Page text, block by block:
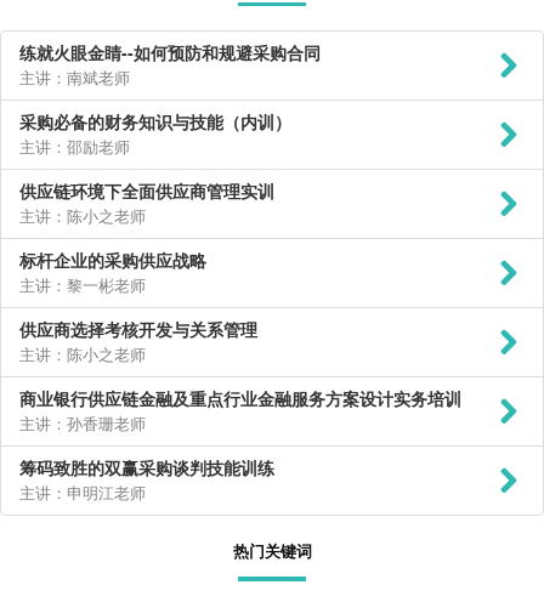
练就火眼金睛--如何预防和规避采购合同
主讲：南斌老师
采购必备的财务知识与技能（内训）
主讲：邵励老师
供应链环境下全面供应商管理实训
主讲：陈小之老师
标杆企业的采购供应战略
主讲：黎一彬老师
供应商选择考核开发与关系管理
主讲：陈小之老师
商业银行供应链金融及重点行业金融服务方案设计实务培训
主讲：孙香珊老师
筹码致胜的双赢采购谈判技能训练
主讲：申明江老师
热门关键词